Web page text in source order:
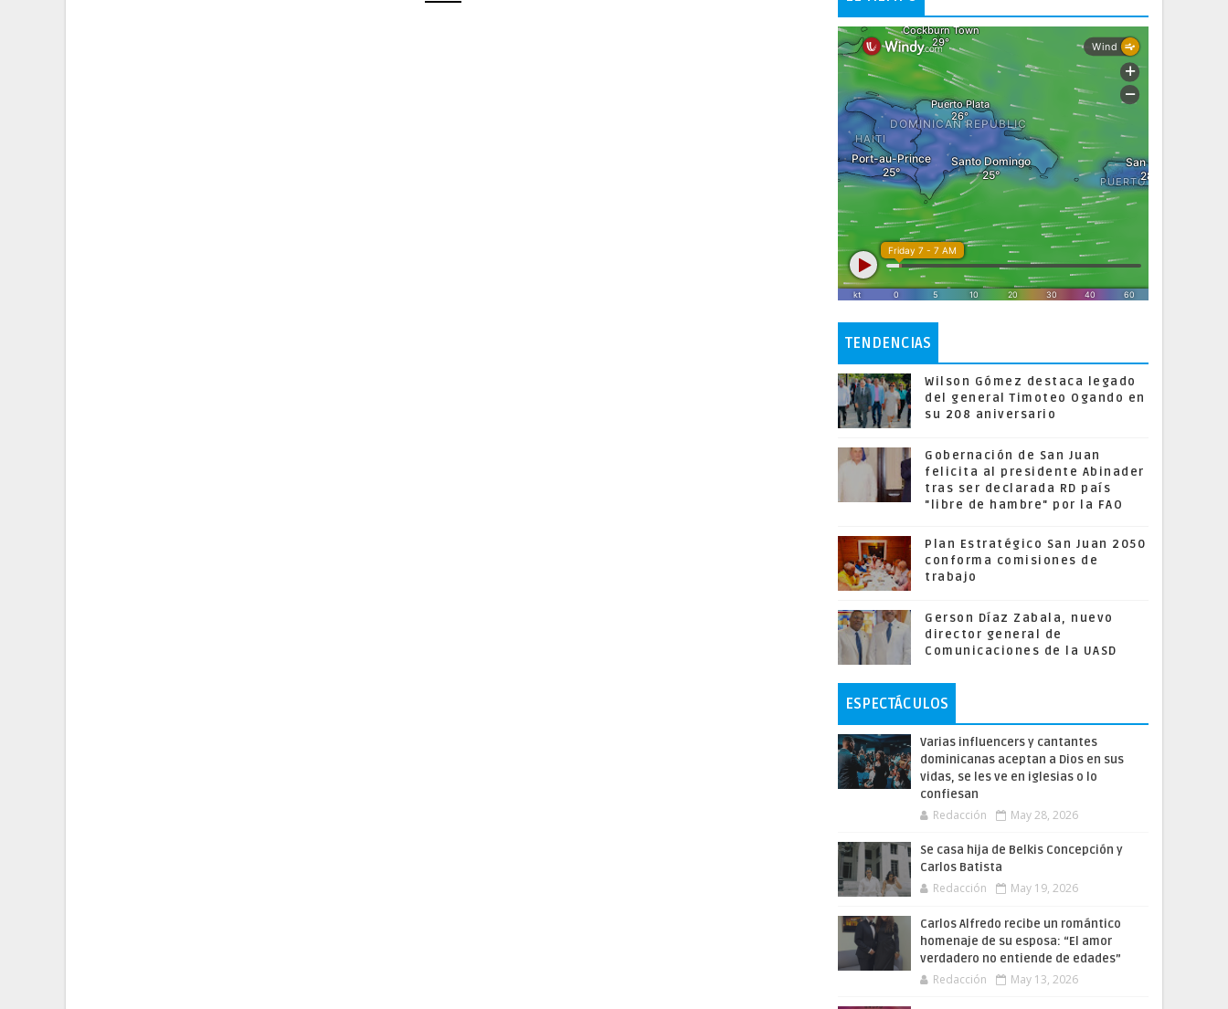
TENDENCIAS
Wilson Gómez destaca legado
del general Timoteo Ogando en
su 208 aniversario
Gobernación de San Juan
felicita al presidente Abinader
tras ser declarada RD país
"libre de hambre" por la FAO
Plan Estratégico San Juan 2050
conforma comisiones de
trabajo
Gerson Díaz Zabala, nuevo
director general de
Comunicaciones de la UASD
ESPECTÁCULOS
Varias influencers y cantantes
dominicanas aceptan a Dios en sus
vidas, se les ve en iglesias o lo
confiesan
Redacción May 28, 2026
Se casa hija de Belkis Concepción y
Carlos Batista
Redacción May 19, 2026
Carlos Alfredo recibe un romántico
homenaje de su esposa: “El amor
verdadero no entiende de edades”
Redacción May 13, 2026